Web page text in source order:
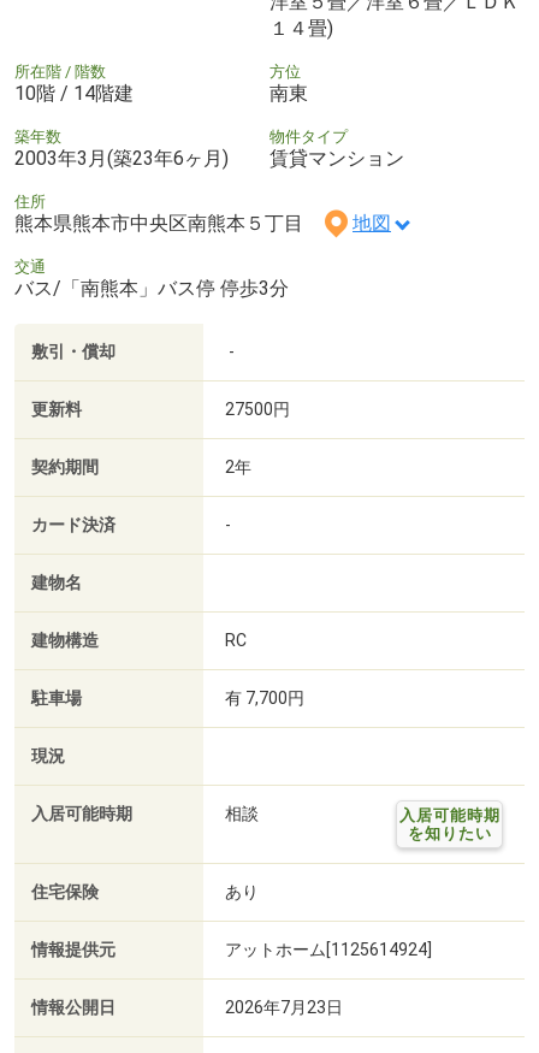
１４畳)
所在階 / 階数
10階 / 14階建
方位
南東
築年数
2003年3月(築23年6ヶ月)
物件タイプ
賃貸マンション
住所
熊本県熊本市中央区南熊本５丁目 地図
交通
バス/「南熊本」バス停 停歩3分
敷引・償却 -
更新料 27500円
契約期間 2年
カード決済 -
建物名
建物構造 RC
駐車場 有 7,700円
現況
入居可能時期 相談
入居可能時期
を知りたい
住宅保険 あり
情報提供元 アットホーム[1125614924]
情報公開日 2026年7月23日